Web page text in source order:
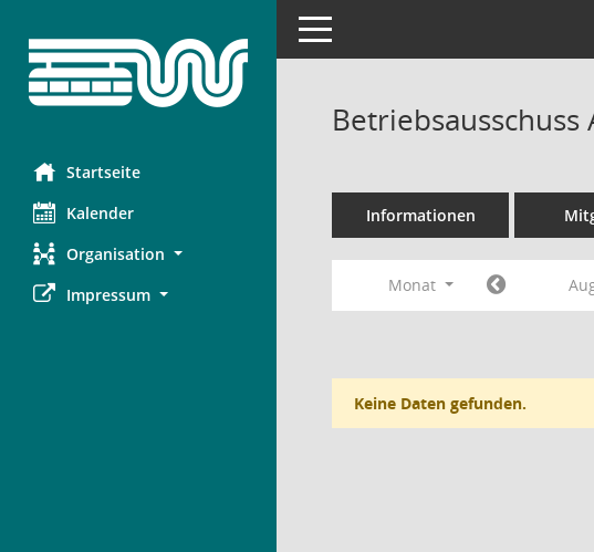
Startseite
Kalender
Organisation
Impressum
Toggle navigation
Betriebsausschuss
Informationen
Monat
Keine Daten gefunden.